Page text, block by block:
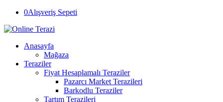
0Alışveriş Sepeti
Anasayfa
Mağaza
Teraziler
Fiyat Hesaplamalı Teraziler
Pazarcı Market Terazileri
Barkodlu Teraziler
Tartım Terazileri